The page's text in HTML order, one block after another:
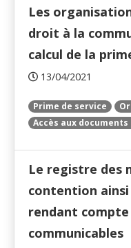
Les
droit à la
calcul de la
13/04/2021
Prime de service
Accès aux
Le registre des
contention
rendant
communicables